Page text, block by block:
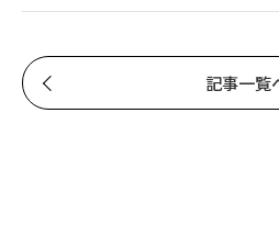
記事一覧